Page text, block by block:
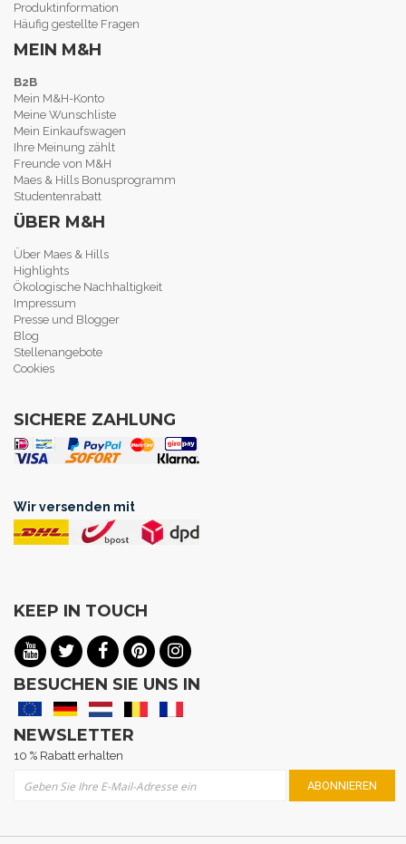
Produktinformation
Häufig gestellte Fragen
MEIN M&H
B2B
Mein M&H-Konto
Meine Wunschliste
Mein Einkaufswagen
Ihre Meinung zählt
Freunde von M&H
Maes & Hills Bonusprogramm
Studentenrabatt
ÜBER M&H
Über Maes & Hills
Highlights
Ökologische Nachhaltigkeit
Impressum
Presse und Blogger
Blog
Stellenangebote
Cookies
SICHERE ZAHLUNG
Wir versenden mit
KEEP IN TOUCH
BESUCHEN SIE UNS IN
NEWSLETTER
10 % Rabatt erhalten
ABONNIEREN